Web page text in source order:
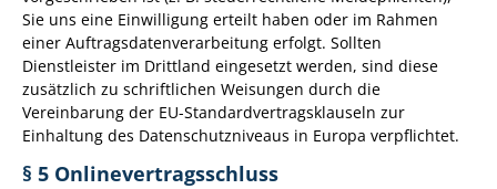
Sie uns eine Einwilligung erteilt haben oder im Rahmen
einer Auftragsdatenverarbeitung erfolgt. Sollten
Dienstleister im Drittland eingesetzt werden, sind diese
zusätzlich zu schriftlichen Weisungen durch die
Vereinbarung der EU-Standardvertragsklauseln zur
Einhaltung des Datenschutzniveaus in Europa verpflichtet.
§ 5 Onlinevertragsschluss